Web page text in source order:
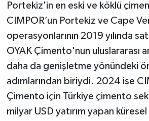
Portekiz'in en eski ve köklü
CIMPOR’un Portekiz ve Cape
operasyonlarının 2019 yılında
OYAK Çimento'nun uluslararası
daha da genişletme yönündeki
adımlarından biriydi. 2024 ise
Çimento için Türkiye çimento
milyar USD yatırım yapan